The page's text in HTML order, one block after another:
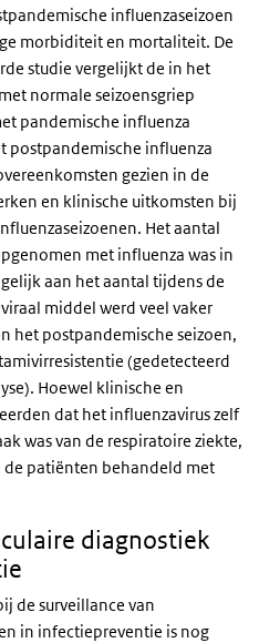
influenzaseizoen
morbiditeit en mortaliteit. De
studie vergelijkt de in het
normale seizoensgriep
pandemische influenza
influenza
gezien in de
en klinische uitkomsten bij
Het aantal
met influenza was in
aan het aantal tijdens de
middel werd veel vaker
het postpandemische seizoen,
(gedetecteerd
Hoewel klinische en
dat het influenzavirus zelf
was van de respiratoire ziekte,
de patiënten behandeld met
diagnostiek
de surveillance van
in infectiepreventie is nog